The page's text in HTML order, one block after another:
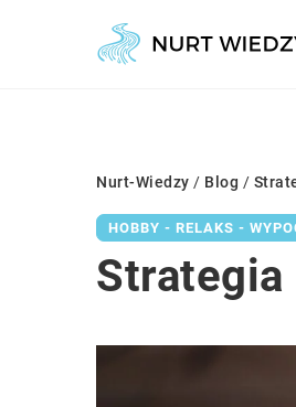
Nurt-Wiedzy / Blog /
HOBBY - RELAKS -
Strategia